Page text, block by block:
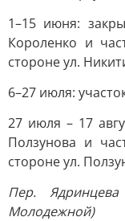
1–15 июня:
Короленко и
стороне ул.
6–27 июля:
27 июля – 17
Ползунова и
стороне ул.
Пер.
Молодежной)